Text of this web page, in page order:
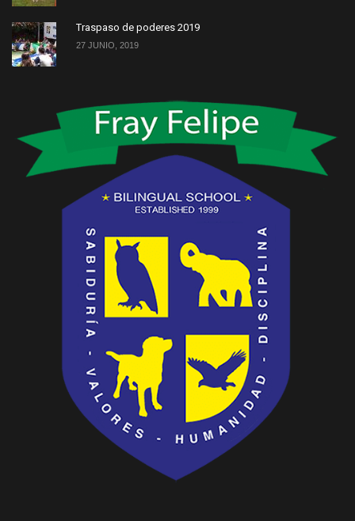
Traspaso de poderes 2019
27 JUNIO, 2019